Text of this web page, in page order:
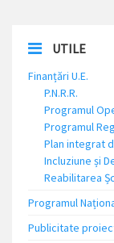
UTILE
Finanțări U.E.
P.N.R.R.
Programul
Programul
Plan integrat
Incluziune și
Reabilitarea
Programul
Publicitate